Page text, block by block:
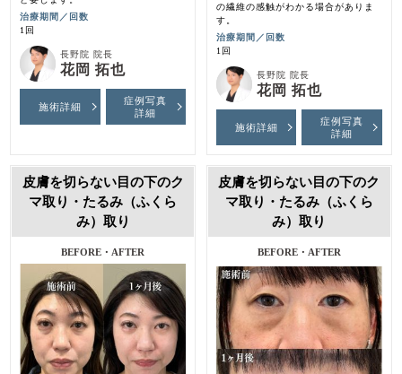
治療期間／回数
1回
長野院 院長
花岡 拓也
施術詳細
症例写真
詳細
の繊維の感触がわかる場合がありま
す。
治療期間／回数
1回
長野院 院長
花岡 拓也
施術詳細
症例写真
詳細
皮膚を切らない目の下のク
マ取り・たるみ（ふくら
み）取り
BEFORE・AFTER
皮膚を切らない目の下のク
マ取り・たるみ（ふくら
み）取り
BEFORE・AFTER